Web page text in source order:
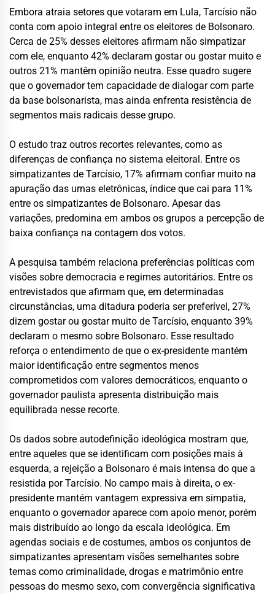
Embora atraia setores que votaram em Lula, Tarcísio não
conta com apoio integral entre os eleitores de Bolsonaro.
Cerca de 25% desses eleitores afirmam não simpatizar
com ele, enquanto 42% declaram gostar ou gostar muito e
outros 21% mantêm opinião neutra. Esse quadro sugere
que o governador tem capacidade de dialogar com parte
da base bolsonarista, mas ainda enfrenta resistência de
segmentos mais radicais desse grupo.
O estudo traz outros recortes relevantes, como as
diferenças de confiança no sistema eleitoral. Entre os
simpatizantes de Tarcísio, 17% afirmam confiar muito na
apuração das urnas eletrônicas, índice que cai para 11%
entre os simpatizantes de Bolsonaro. Apesar das
variações, predomina em ambos os grupos a percepção de
baixa confiança na contagem dos votos.
A pesquisa também relaciona preferências políticas com
visões sobre democracia e regimes autoritários. Entre os
entrevistados que afirmam que, em determinadas
circunstâncias, uma ditadura poderia ser preferível, 27%
dizem gostar ou gostar muito de Tarcísio, enquanto 39%
declaram o mesmo sobre Bolsonaro. Esse resultado
reforça o entendimento de que o ex-presidente mantém
maior identificação entre segmentos menos
comprometidos com valores democráticos, enquanto o
governador paulista apresenta distribuição mais
equilibrada nesse recorte.
Os dados sobre autodefinição ideológica mostram que,
entre aqueles que se identificam com posições mais à
esquerda, a rejeição a Bolsonaro é mais intensa do que a
resistida por Tarcísio. No campo mais à direita, o ex-
presidente mantém vantagem expressiva em simpatia,
enquanto o governador aparece com apoio menor, porém
mais distribuído ao longo da escala ideológica. Em
agendas sociais e de costumes, ambos os conjuntos de
simpatizantes apresentam visões semelhantes sobre
temas como criminalidade, drogas e matrimônio entre
pessoas do mesmo sexo, com convergência significativa